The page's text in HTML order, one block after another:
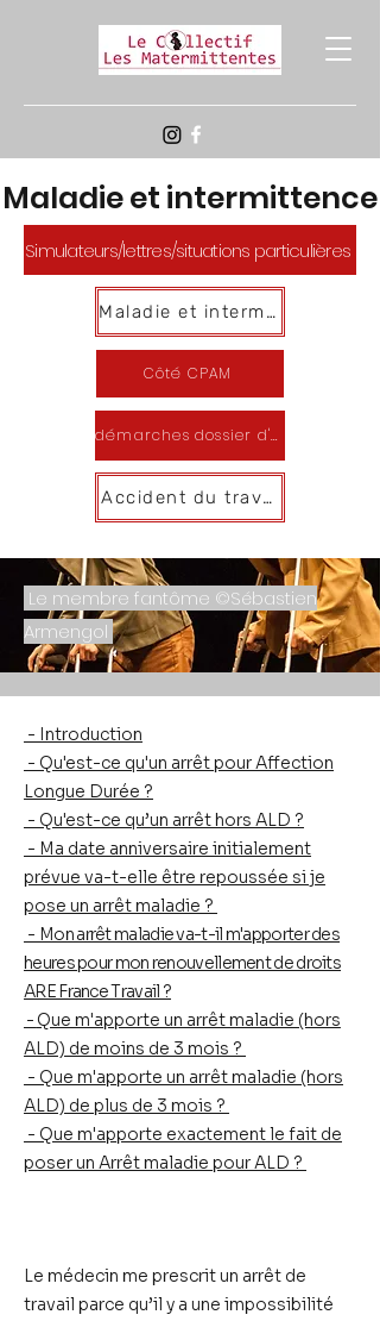
Maladie et intermittence
Simulateurs/lettres/situations particulières
Maladie et intermittence
Côté CPAM
démarches dossier d'arrêt maladie
Accident du travail (en cours)
Le membre fantôme ©Sébastien
Armengol
- Introduction
- Qu'est-ce qu'un arrêt pour Affection
Longue Durée ?
- Qu'est-ce qu’un arrêt hors ALD ?
- Ma date anniversaire initialement
prévue va-t-elle être repoussée si je
pose un arrêt maladie ?
- Mon arrêt maladie va-t-il m'apporter des
heures pour mon renouvellement de droits
ARE France Travail ?
- Que m'apporte un arrêt maladie (hors
ALD) de moins de 3 mois ?
- Que m'apporte un arrêt maladie (hors
ALD) de plus de 3 mois ?
- Que m'apporte exactement le fait de
poser un Arrêt maladie pour ALD ?
Le médecin me prescrit un arrêt de
travail parce qu’il y a une impossibilité